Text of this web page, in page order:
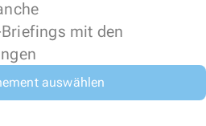
mit den
auswählen